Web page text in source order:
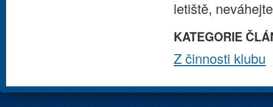
letiště,
KATEGORIE
Z činnosti klubu